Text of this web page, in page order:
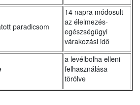
paradicsom
14 napra módosult
az élelmezés-
egészségügyi
várakozási idő
a levélbolha elleni
felhasználása
törölve